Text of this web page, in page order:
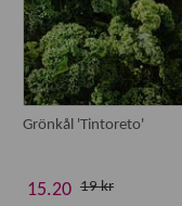
Grönkål 'Tintoreto'
15.20 19 kr